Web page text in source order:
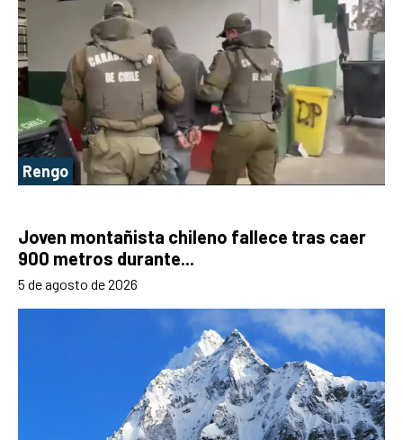
Rengo
Joven montañista chileno fallece tras caer
900 metros durante...
5 de agosto de 2026